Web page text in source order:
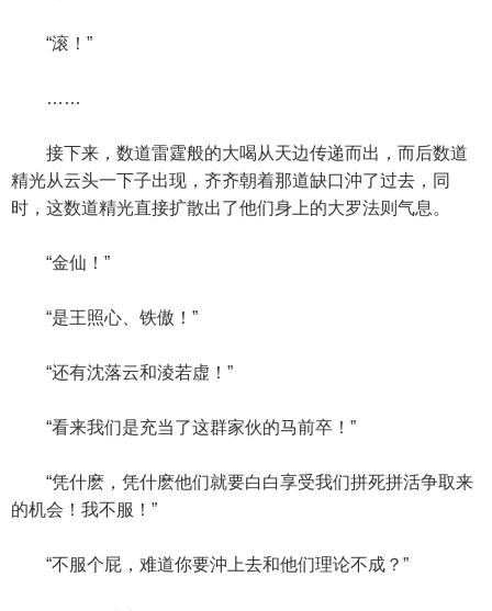
“滚！”
……
接下来，数道雷霆般的大喝从天边传递而出，而后数道
精光从云头一下子出现，齐齐朝着那道缺口沖了过去，同
时，这数道精光直接扩散出了他们身上的大罗法则气息。
“金仙！”
“是王照心、铁傲！”
“还有沈落云和淩若虚！”
“看来我们是充当了这群家伙的马前卒！”
“凭什麽，凭什麽他们就要白白享受我们拼死拼活争取来
的机会！我不服！”
“不服个屁，难道你要沖上去和他们理论不成？”